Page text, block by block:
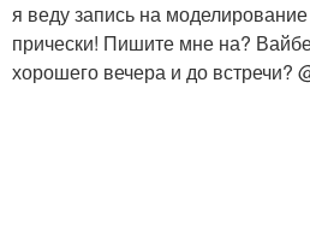
я веду запись на
прически! Пишите мне на?
хорошего вечера и до встречи?